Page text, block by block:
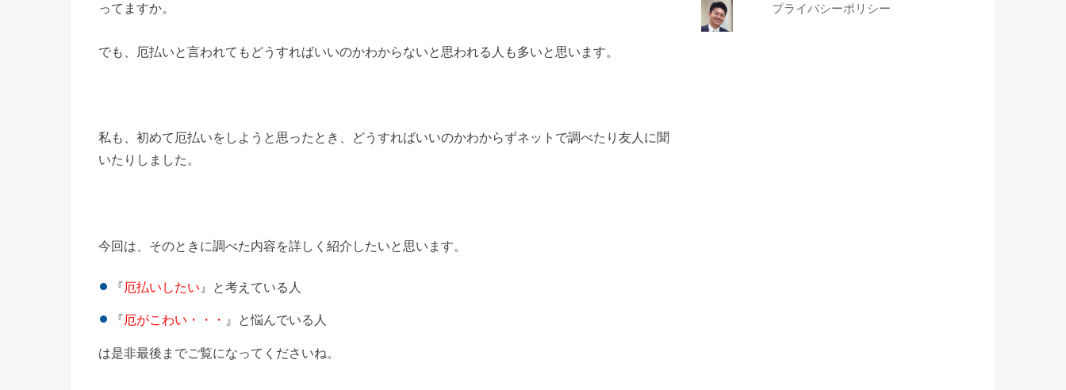
ってますか。
でも、厄払いと言われてもどうすればいいのかわからないと思われる人も多いと思います。
私も、初めて厄払いをしようと思ったとき、どうすればいいのかわからずネットで調べたり友人に聞
いたりしました。
今回は、そのときに調べた内容を詳しく紹介したいと思います。
『厄払いしたい 』と考えている人
『厄がこわい・・・ 』と悩んでいる人
は是非最後までご覧になってくださいね。
プライバシーポリシー